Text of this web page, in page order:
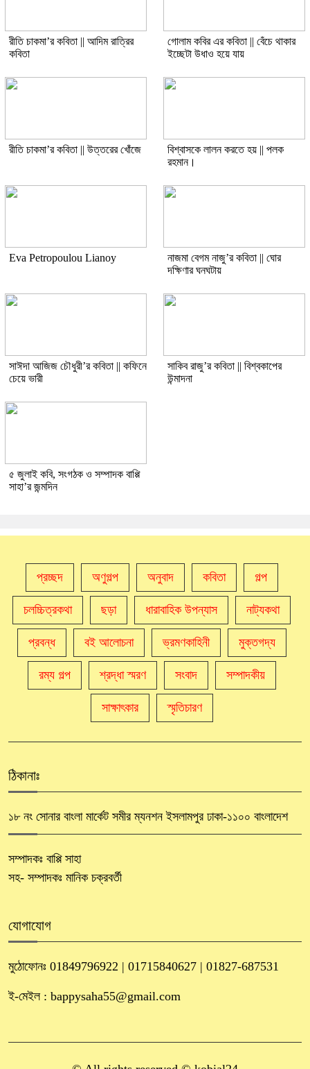
রীতি চাকমা’র কবিতা || আদিম রাত্রির
কবিতা
গোলাম কবির এর কবিতা || বেঁচে থাকার
ইচ্ছেটা উধাও হয়ে যায়
রীতি চাকমা’র কবিতা || উত্তরের খোঁজে
বিশ্বাসকে লালন করতে হয় || পলক
রহমান।
Eva Petropoulou Lianoy
নাজমা বেগম নাজু’র কবিতা || ঘোর
দক্ষিণার ঘনঘটায়
সাঈদা আজিজ চৌধুরী’র কবিতা || কফিনে
চেয়ে ভারী
সাকিব রাজু’র কবিতা || বিশ্বকাপের
উন্মাদনা
৫ জুলাই কবি, সংগঠক ও সম্পাদক বাপ্পি
সাহা’র জন্মদিন
প্রচ্ছদ অণুগল্প অনুবাদ কবিতা গল্প
চলচ্চিত্রকথা ছড়া ধারাবাহিক উপন্যাস নাট্যকথা
প্রবন্ধ বই আলোচনা ভ্রমণকাহিনী মুক্তগদ্য
রম্য গল্প শ্রদ্ধা স্মরণ সংবাদ সম্পাদকীয়
সাক্ষাৎকার স্মৃতিচারণ
ঠিকানাঃ
১৮ নং সোনার বাংলা মার্কেট সমীর ম্যনশন ইসলামপুর ঢাকা-১১০০ বাংলাদেশ
সম্পাদকঃ বাপ্পি সাহা
সহ- সম্পাদকঃ মানিক চক্রবর্তী
যোগাযোগ
মুঠোফোনঃ 01849796922 | 01715840627 | 01827-687531
ই-মেইল : bappysaha55@gmail.com